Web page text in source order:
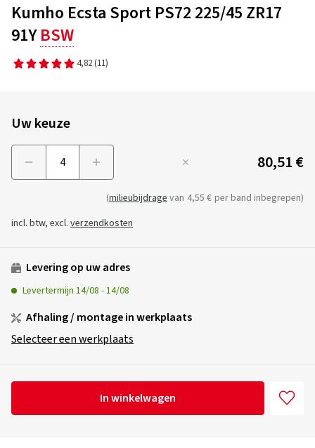
Kumho Ecsta Sport PS72 225/45 ZR17
91YBSW
4,82 (11)
Uw keuze
80,51 €
(milieubijdragevan 4,55 € per band inbegrepen)
incl. btw, excl. verzendkosten
Levering op uw adres
Levertermijn 14/08 -14/08
Afhaling / montage in werkplaats
Selecteer een werkplaats
In winkelwagen